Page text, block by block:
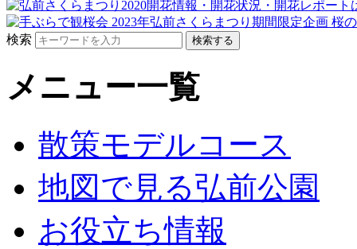
検索
メニュー一覧
散策モデルコース
地図で見る弘前公園
お役立ち情報